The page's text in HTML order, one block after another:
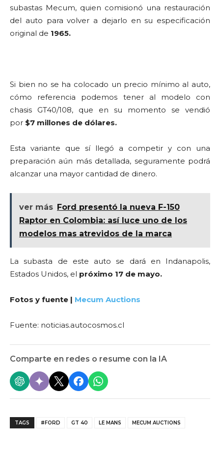
subastas Mecum, quien comisionó una restauración
del auto para volver a dejarlo en su especificación
original de 1965.
Si bien no se ha colocado un precio mínimo al auto,
cómo referencia podemos tener al modelo con
chasis GT40/108, que en su momento se vendió
por $7 millones de dólares.
Esta variante que sí llegó a competir y con una
preparación aún más detallada, seguramente podrá
alcanzar una mayor cantidad de dinero.
ver más Ford presentó la nueva F-150
Raptor en Colombia: así luce uno de los
modelos mas atrevidos de la marca
La subasta de este auto se dará en Indanapolis,
Estados Unidos, el próximo 17 de mayo.
Fotos y fuente | Mecum Auctions
Fuente: noticias.autocosmos.cl
Comparte en redes o resume con la IA
TAGS #FORD GT 40 LE MANS MECUM AUCTIONS